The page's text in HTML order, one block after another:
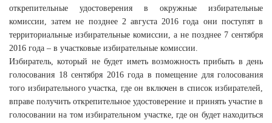
открепительные удостоверения в окружные избирательные
комиссии, затем не позднее 2 августа 2016 года они поступят в
территориальные избирательные комиссии, а не позднее 7 сентября
2016 года – в участковые избирательные комиссии.
Избиратель, который не будет иметь возможность прибыть в день
голосования 18 сентября 2016 года в помещение для голосования
того избирательного участка, где он включен в список избирателей,
вправе получить открепительное удостоверение и принять участие в
голосовании на том избирательном участке, где он будет находиться